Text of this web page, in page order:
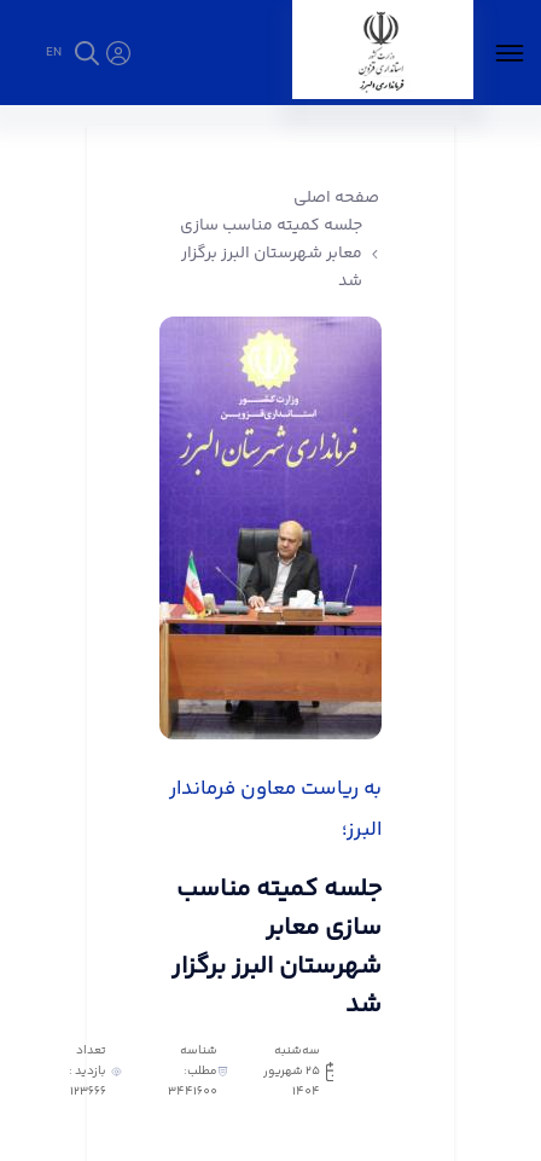
EN
صفحه اصلی
جلسه کمیته مناسب سازی
معابر شهرستان البرز برگزار
شد
به ریاست معاون فرماندار
البرز؛
جلسه کمیته مناسب
سازی معابر
شهرستان البرز برگزار
شد
سه‌شنبه
25 شهریور
1404
شناسه
مطلب:
3441600
تعداد
بازدید :
123666